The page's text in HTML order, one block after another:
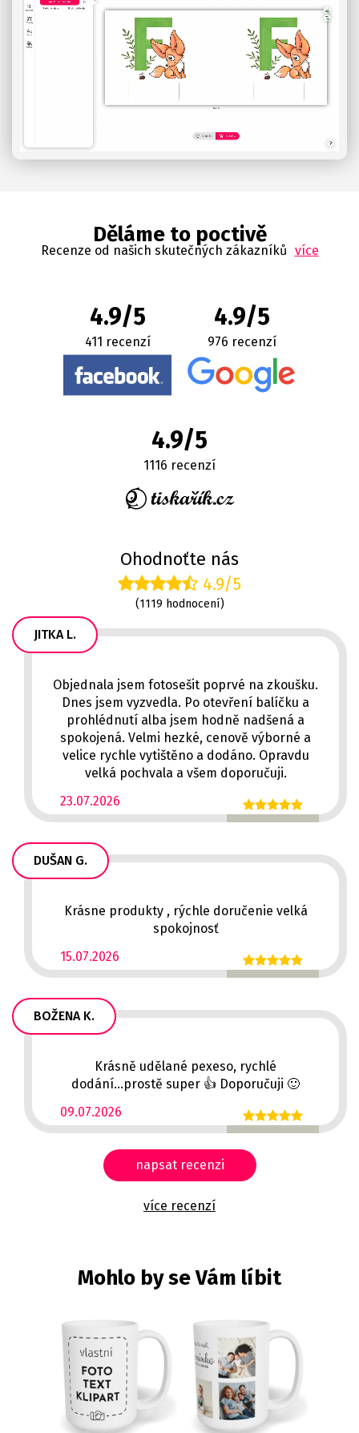
Děláme to poctivě
Recenze od našich skutečných zákazníků více
4.9/5
411 recenzí
4.9/5
976 recenzí
4.9/5
1116 recenzí
Ohodnoťte nás
4.9/5
(1119 hodnocení)
JITKA L.
23.07.2026
Objednala jsem fotosešit poprvé na zkoušku.
Dnes jsem vyzvedla. Po otevření balíčku a
prohlédnutí alba jsem hodně nadšená a
spokojená. Velmi hezké, cenově výborné a
velice rychle vytištěno a dodáno. Opravdu
velká pochvala a všem doporučuji.
DUŠAN G.
15.07.2026
Krásne produkty , rýchle doručenie velká
spokojnosť
BOŽENA K.
09.07.2026
Krásně udělané pexeso, rychlé
dodání...prostě super 👍 Doporučuji 🙂
napsat recenzi
více recenzí
Mohlo by se Vám líbit